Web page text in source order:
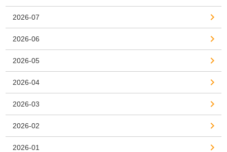
2026-07
2026-06
2026-05
2026-04
2026-03
2026-02
2026-01